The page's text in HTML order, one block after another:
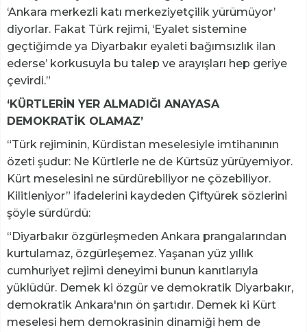
‘Ankara merkezli katı merkeziyetçilik yürümüyor’
diyorlar. Fakat Türk rejimi, ‘Eyalet sistemine
geçtiğimde ya Diyarbakır eyaleti bağımsızlık ilan
ederse’ korkusuyla bu talep ve arayışları hep geriye
çevirdi.”
‘KÜRTLERİN YER ALMADIĞI ANAYASA
DEMOKRATİK OLAMAZ’
“Türk rejiminin, Kürdistan meselesiyle imtihanının
özeti şudur: Ne Kürtlerle ne de Kürtsüz yürüyemiyor.
Kürt meselesini ne sürdürebiliyor ne çözebiliyor.
Kilitleniyor” ifadelerini kaydeden Çiftyürek sözlerini
şöyle sürdürdü:
“Diyarbakır özgürleşmeden Ankara prangalarından
kurtulamaz, özgürleşemez. Yaşanan yüz yıllık
cumhuriyet rejimi deneyimi bunun kanıtlarıyla
yüklüdür. Demek ki özgür ve demokratik Diyarbakır,
demokratik Ankara'nın ön şartıdır. Demek ki Kürt
meselesi hem demokrasinin dinamiği hem de